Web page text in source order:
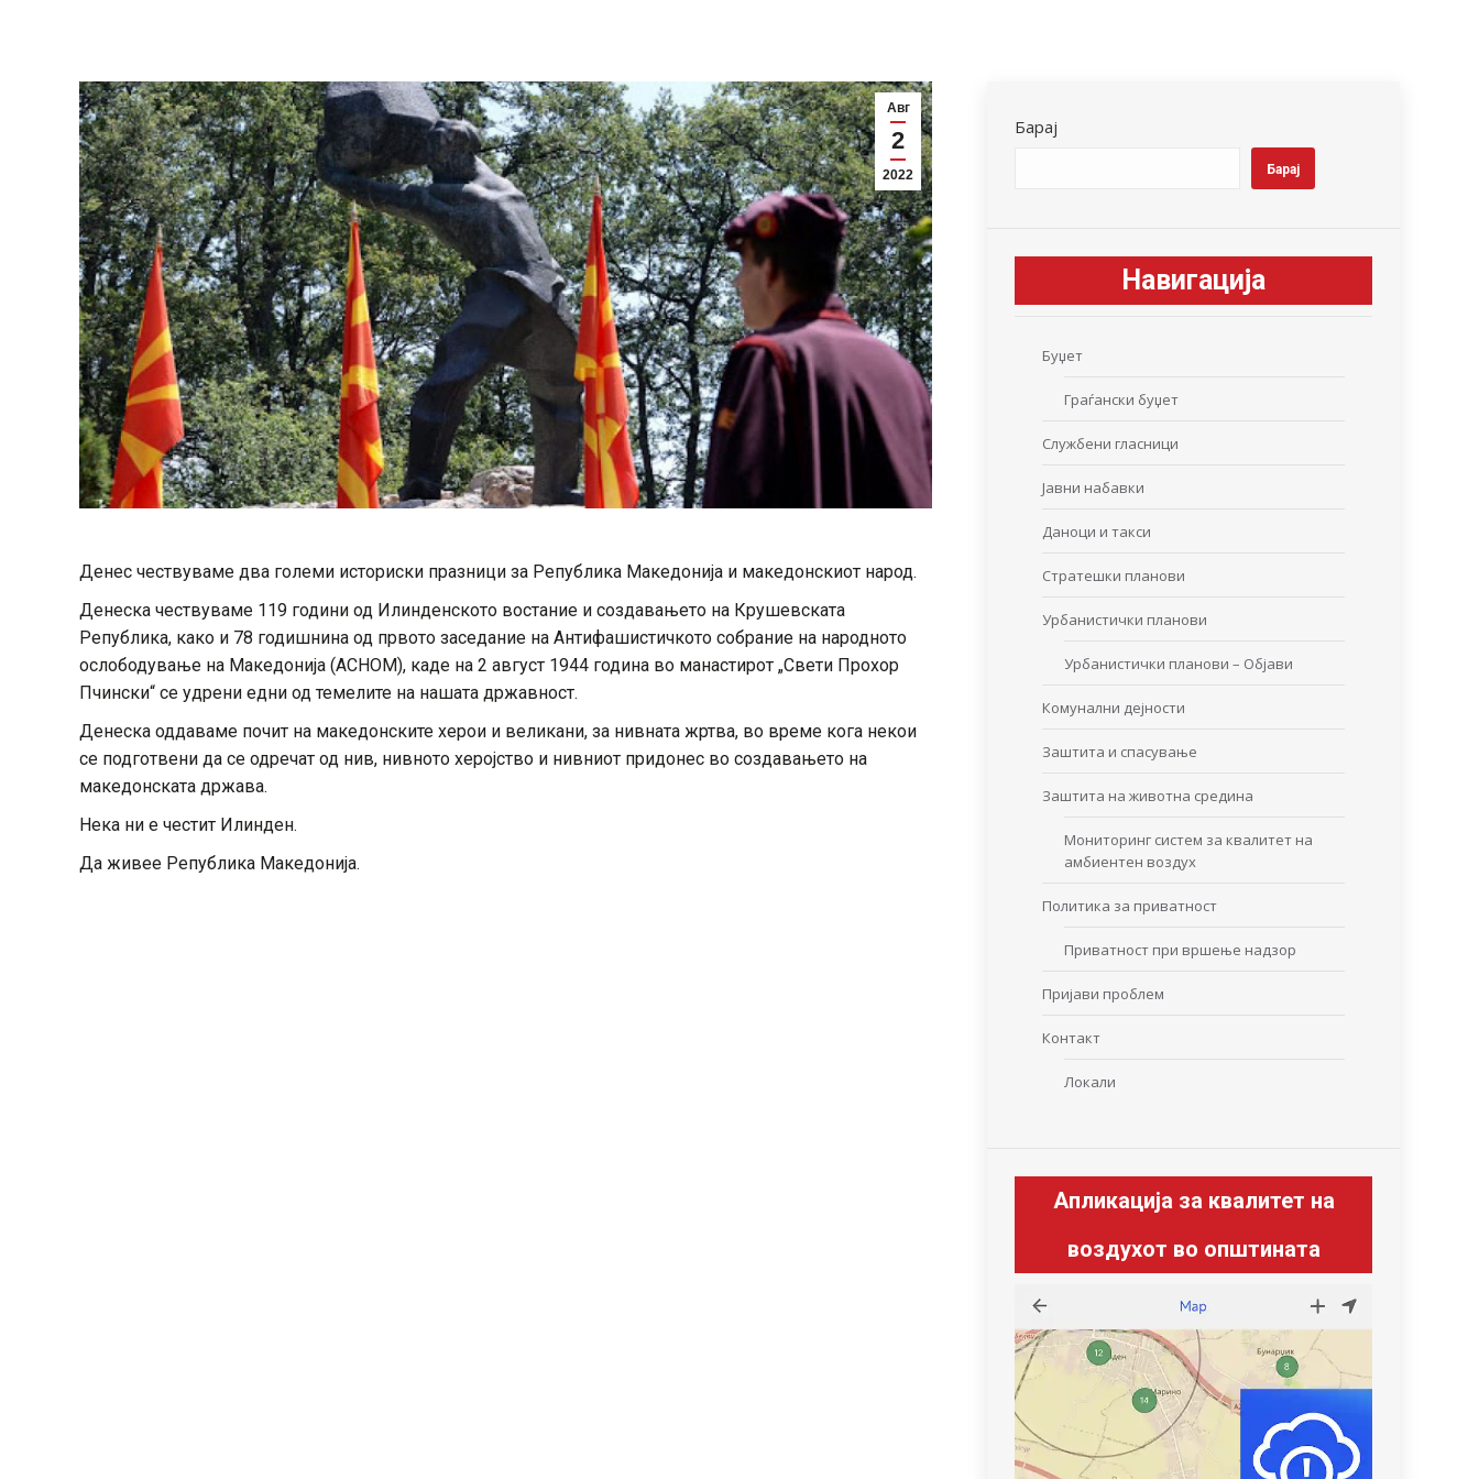
Авг
2
2022
Денес чествуваме два големи историски празници за Република Македонија и македонскиот народ.
Денеска чествуваме 119 години од Илинденското востание и создавањето на Крушевската
Република, како и 78 годишнина од првото заседание на Антифашистичкото собрание на народното
ослободување на Македонија (АСНОМ), каде на 2 август 1944 година во манастирот „Свети Прохор
Пчински“ се удрени едни од темелите на нашата државност.
Денеска оддаваме почит на македонските херои и великани, за нивната жртва, во време кога некои
се подготвени да се одречат од нив, нивното херојство и нивниот придонес во создавањето на
македонската држава.
Нека ни е честит Илинден.
Да живее Република Македонија.
Барај
Барај
Навигација
Буџет
Граѓански буџет
Службени гласници
Јавни набавки
Даноци и такси
Стратешки планови
Урбанистички планови
Урбанистички планови – Објави
Комунални дејности
Заштита и спасување
Заштита на животна средина
Мониторинг систем за квалитет на
амбиентен воздух
Политика за приватност
Приватност при вршење надзор
Пријави проблем
Контакт
Локали
Апликација за квалитет на
воздухот во општината